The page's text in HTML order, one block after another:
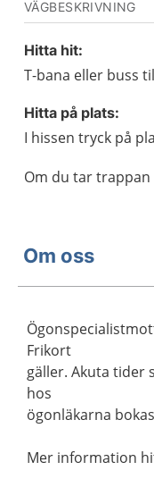
VÄGBESKRIVNING
Hitta hit:
T-bana eller buss
Hitta på plats:
I hissen tryck på
Om du tar trappan
Om oss
Frikort
gäller. Akuta tider
hos
ögonläkarna
Mer information